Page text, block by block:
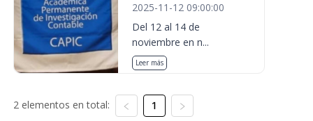
2025-11-12 09:00:00
Del 12 al 14 de
noviembre en n...
Leer más
2 elementos en total: 1